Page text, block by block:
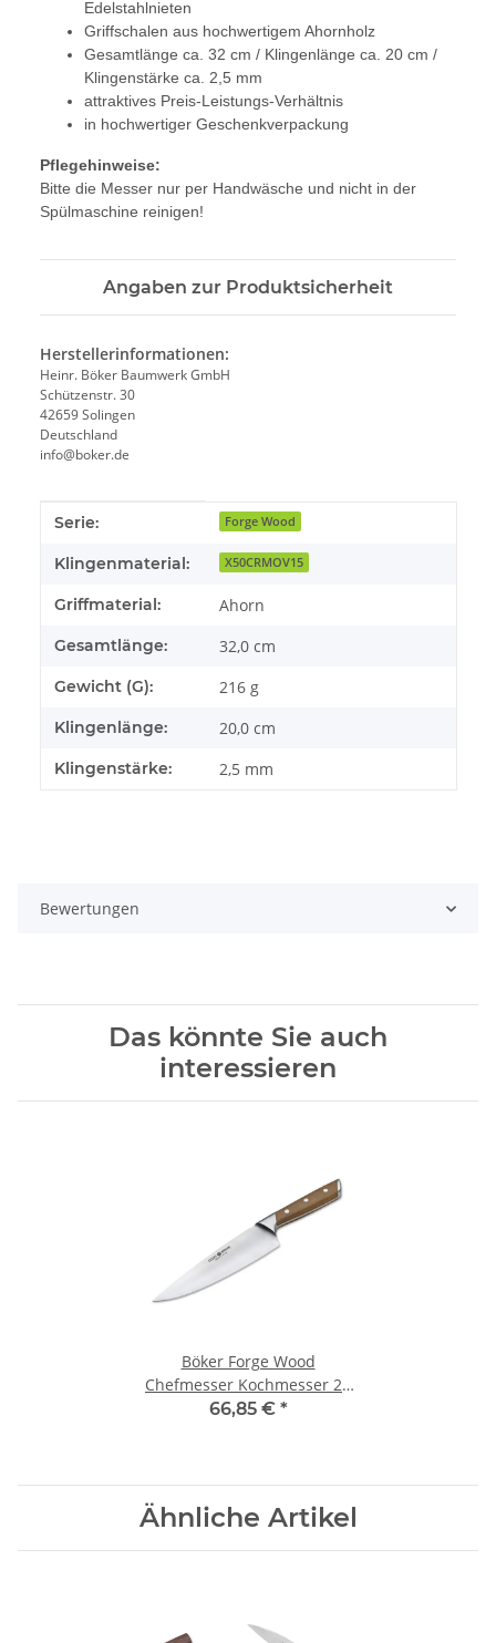
Edelstahlnieten
Griffschalen aus hochwertigem Ahornholz
Gesamtlänge ca. 32 cm / Klingenlänge ca. 20 cm /
Klingenstärke ca. 2,5 mm
attraktives Preis-Leistungs-Verhältnis
in hochwertiger Geschenkverpackung
Pflegehinweise:
Bitte die Messer nur per Handwäsche und nicht in der
Spülmaschine reinigen!
Angaben zur Produktsicherheit
Herstellerinformationen:
Heinr. Böker Baumwerk GmbH
Schützenstr. 30
42659 Solingen
Deutschland
info@boker.de
Produkteigenschaft
Wert
Serie: Forge Wood
Klingenmaterial: X50CRMOV15
Griffmaterial: Ahorn
Gesamtlänge: 32,0 cm
Gewicht (G): 216 g
Klingenlänge: 20,0 cm
Klingenstärke: 2,5 mm
Bewertungen
Das könnte Sie auch
interessieren
Böker Forge Wood
Chefmesser Kochmesser 20
cm Klinge
66,85 € *
Ähnliche Artikel